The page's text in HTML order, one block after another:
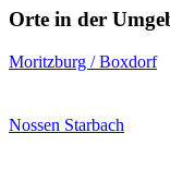
Orte in der
Moritzburg / Boxdorf
Nossen Starbach